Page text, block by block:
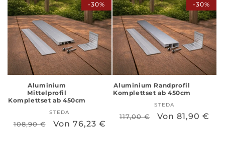
Aluminium
Mittelprofil
Komplettset ab 450cm
Anbieter:
STEDA
Normaler
108,90 € Verkaufspreis
Von 76,23 €
-30%
Aluminium Randprofil
Komplettset ab 450cm
Anbieter:
STEDA
Normaler
117,00 € Verkaufspreis
Von 81,90 €
-30%